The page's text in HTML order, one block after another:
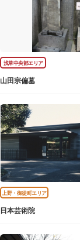
浅草中央部エリア
山田宗偏墓
上野・御徒町エリア
日本芸術院